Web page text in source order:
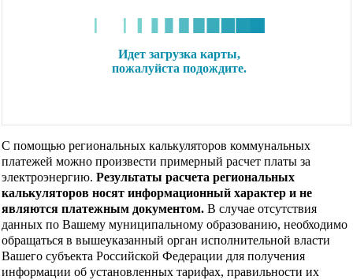
С помощью региональных калькуляторов коммунальных
платежей можно произвести примерный расчет платы за
электроэнергию. Результаты расчета региональных
калькуляторов носят информационный характер и не
являются платежным документом. В случае отсутствия
данных по Вашему муниципальному образованию, необходимо
обращаться в вышеуказанный орган исполнительной власти
Вашего субъекта Российской Федерации для получения
информации об установленных тарифах, правильности их